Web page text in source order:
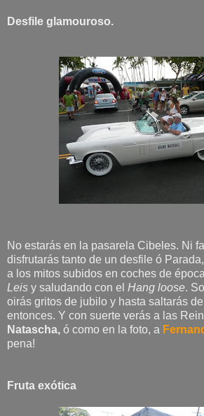
Desfile glamouroso.
No estarás en la pasarela Cibeles. Ni
disfrutarás tanto de un desfile ó
a los mitos subidos en coches de
Leis y saludando con el Hang loose.
oirás gritos de jubilo y hasta saltarás
entonces. Y con suerte verás a las
Natascha, ó como en la foto, a
pena!
Fruta exótica